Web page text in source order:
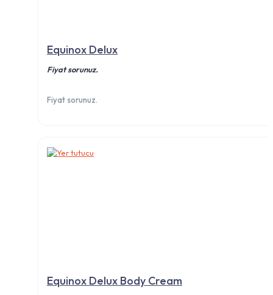
Equinox Delux
Fiyat sorunuz.
Fiyat sorunuz.
Equinox Delux Body Cream